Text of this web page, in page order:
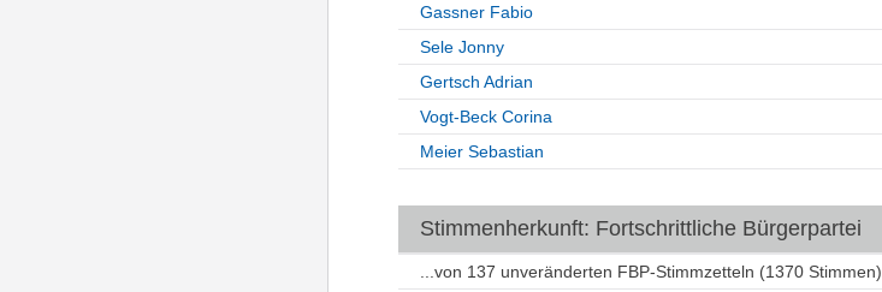
Gassner Fabio
Sele Jonny
Gertsch Adrian
Vogt-Beck Corina
Meier Sebastian
Stimmenherkunft: Fortschrittliche Bürgerpartei
...von 137 unveränderten FBP-Stimmzetteln (1370 Stimmen)